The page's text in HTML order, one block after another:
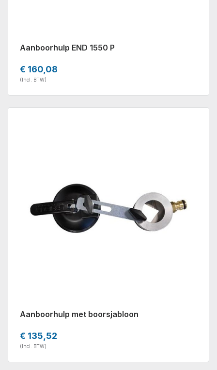
Aanboorhulp END 1550 P
€ 160,08
(Incl. BTW)
Aanboorhulp met boorsjabloon
€ 135,52
(Incl. BTW)